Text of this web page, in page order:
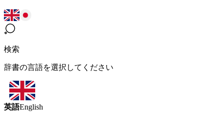
検索
辞書の言語を選択してください
英語English